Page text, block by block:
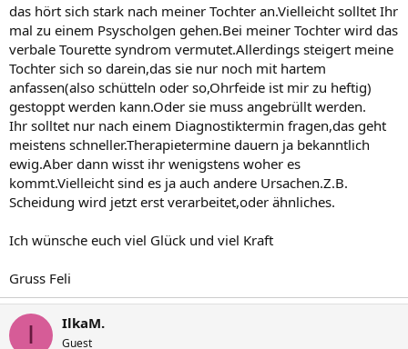
das hört sich stark nach meiner Tochter an.Vielleicht solltet Ihr
mal zu einem Psyscholgen gehen.Bei meiner Tochter wird das
verbale Tourette syndrom vermutet.Allerdings steigert meine
Tochter sich so darein,das sie nur noch mit hartem
anfassen(also schütteln oder so,Ohrfeide ist mir zu heftig)
gestoppt werden kann.Oder sie muss angebrüllt werden.
Ihr solltet nur nach einem Diagnostiktermin fragen,das geht
meistens schneller.Therapietermine dauern ja bekanntlich
ewig.Aber dann wisst ihr wenigstens woher es
kommt.Vielleicht sind es ja auch andere Ursachen.Z.B.
Scheidung wird jetzt erst verarbeitet,oder ähnliches.
Ich wünsche euch viel Glück und viel Kraft
Gruss Feli
I IlkaM.
Guest